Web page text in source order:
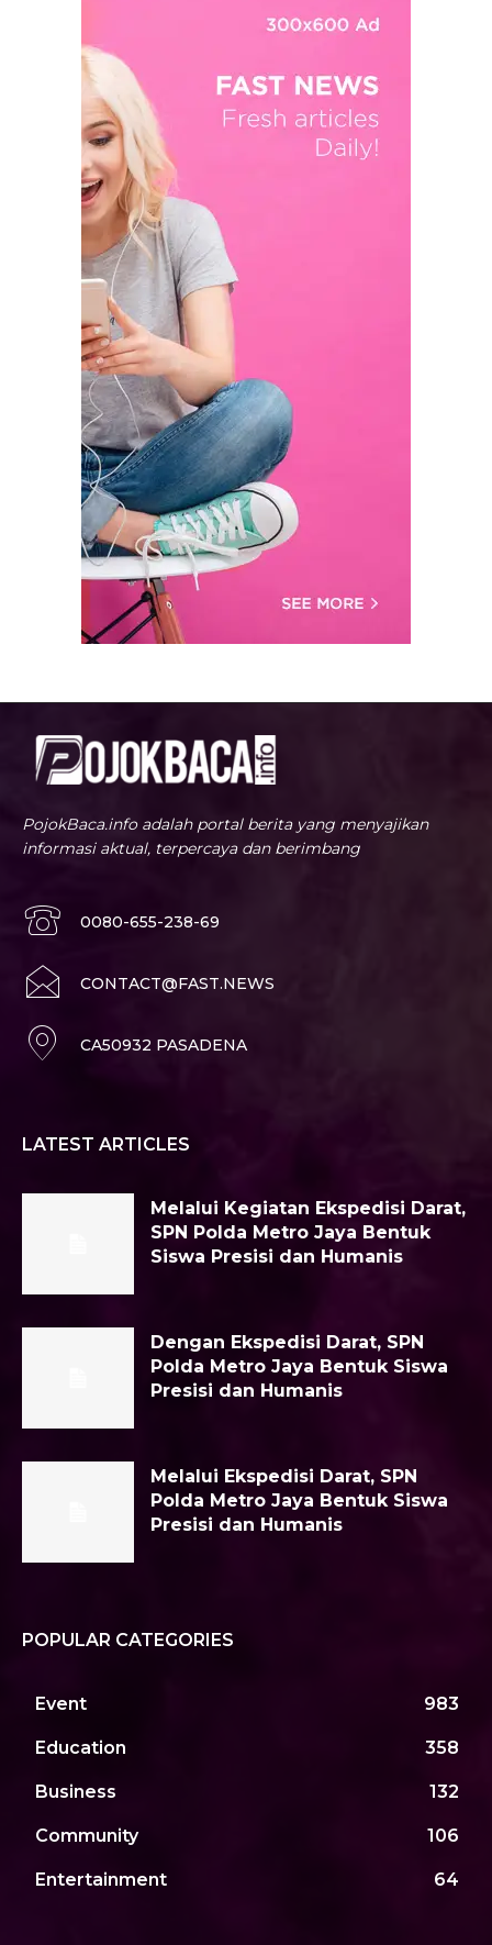
PojokBaca.info adalah portal berita yang menyajikan
informasi aktual, terpercaya dan berimbang
0080-655-238-69
CONTACT@FAST.NEWS
CA50932 PASADENA
LATEST ARTICLES
Melalui Kegiatan Ekspedisi Darat,
SPN Polda Metro Jaya Bentuk
Siswa Presisi dan Humanis
Dengan Ekspedisi Darat, SPN
Polda Metro Jaya Bentuk Siswa
Presisi dan Humanis
Melalui Ekspedisi Darat, SPN
Polda Metro Jaya Bentuk Siswa
Presisi dan Humanis
POPULAR CATEGORIES
Event 983
Education 358
Business 132
Community 106
Entertainment 64